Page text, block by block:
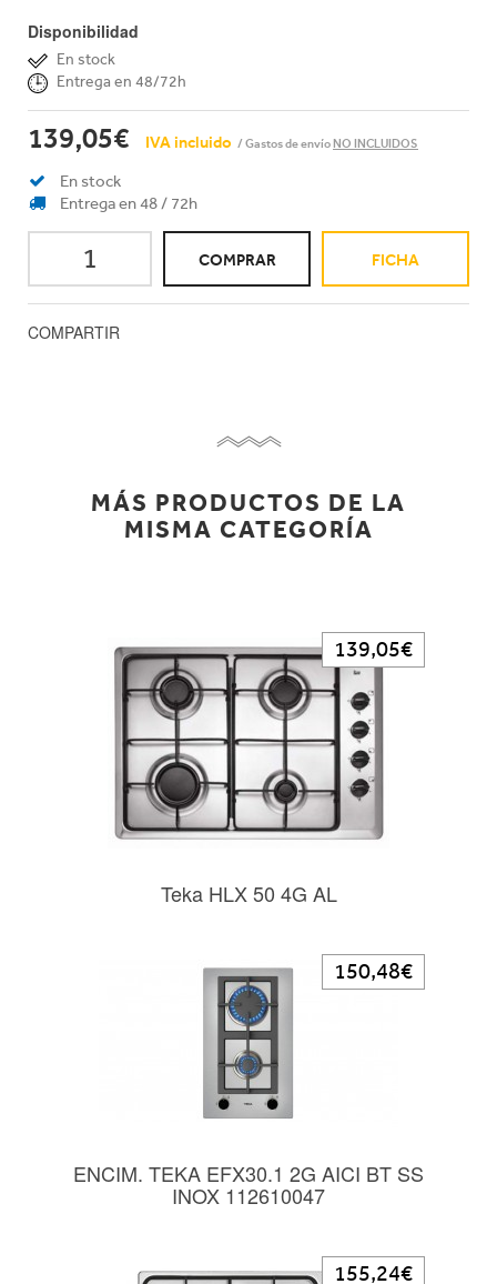
Disponibilidad
En stock
Entrega en 48/72h
139,05€ IVA incluido / Gastos de envío NO INCLUIDOS
En stock
Entrega en 48 / 72h
COMPRAR FICHA
COMPARTIR
MÁS PRODUCTOS DE LA
MISMA CATEGORÍA
Teka HLX 50 4G AL
139,05€
ENCIM. TEKA EFX30.1 2G AICI BT SS
INOX 112610047
150,48€
155,24€